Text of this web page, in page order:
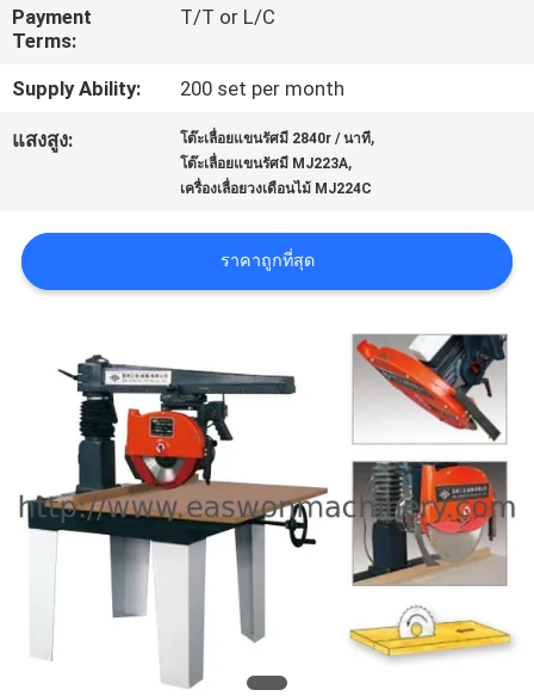
ติดต่อ
เรา
ขอ
เสนอ
แผนผัง
เว็บไซต์
PRIVACY
Payment
Terms:
T/T or L/C
Supply Ability: 200 set per month
แสงสูง: โต๊ะเลื่อยแขนรัศมี 2840r / นาที,
โต๊ะเลื่อยแขนรัศมี MJ223A,
เครื่องเลื่อยวงเดือนไม้ MJ224C
ราคาถูกที่สุด